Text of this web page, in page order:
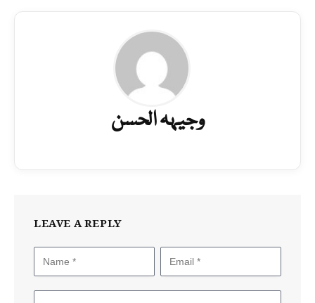
وجیہہ الحسن
LEAVE A REPLY